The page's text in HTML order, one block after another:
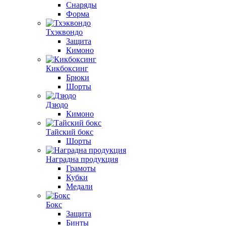
Снаряды
Форма
Тхэквондо
Защита
Кимоно
Кикбоксинг
Брюки
Шорты
Дзюдо
Кимоно
Тайский бокс
Шорты
Наградна продукция
Грамоты
Кубки
Медали
Бокс
Защита
Бинты